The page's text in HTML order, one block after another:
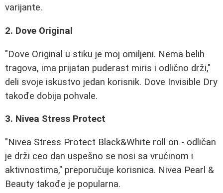
varijante.
2. Dove Original
"Dove Original u stiku je moj omiljeni. Nema belih
tragova, ima prijatan puderast miris i odlično drži,"
deli svoje iskustvo jedan korisnik. Dove Invisible Dry
takođe dobija pohvale.
3. Nivea Stress Protect
"Nivea Stress Protect Black&White roll on - odličan
je drži ceo dan uspešno se nosi sa vrućinom i
aktivnostima," preporučuje korisnica. Nivea Pearl &
Beauty takođe je popularna.